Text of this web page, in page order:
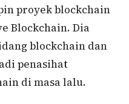
proyek blockchain
Blockchain. Dia
blockchain dan
penasihat
di masa lalu.